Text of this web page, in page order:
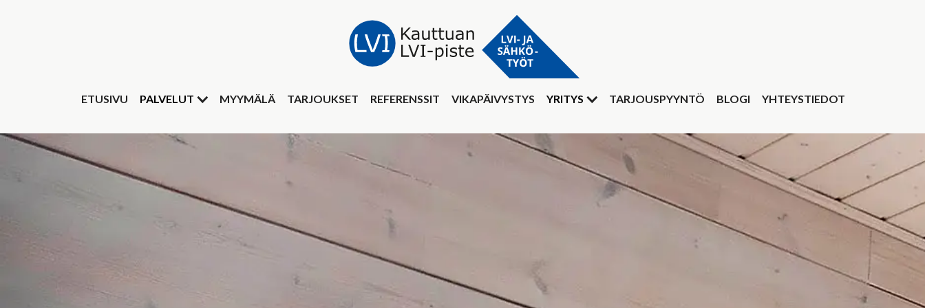
ETUSIVU PALVELUT MYYMÄLÄ TARJOUKSET REFERENSSIT VIKAPÄIVYSTYS YRITYS TARJOUSPYYNTÖ BLOGI YHTEYSTIEDOT